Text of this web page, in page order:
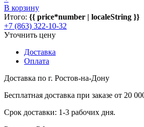
В корзину
Итого: {{ price*number | localeString }}
+7 (863) 322-10-32
Уточнить цену
Доставка
Оплата
Доставка по г. Ростов-на-Дону
Бесплатная доставка при заказе от 20
Срок доставки: 1-3 рабочих дня.